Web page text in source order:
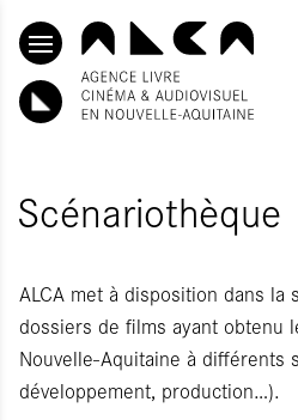
ALLER AU
Scénariothèque
ALCA met à disposition dans la
dossiers de films ayant obtenu
Nouvelle-Aquitaine à différents
développement, production…).